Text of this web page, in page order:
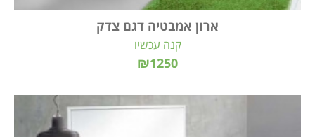
ארון אמבטיה דגם צדק
₪1250
קנה עכשיו